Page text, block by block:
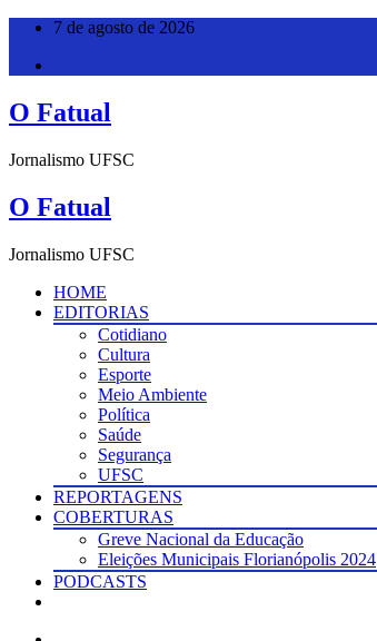
Pular
7 de agosto de 2026
O Fatual
Jornalismo UFSC
O Fatual
Jornalismo UFSC
HOME
EDITORIAS
Cotidiano
Cultura
Esporte
Meio Ambiente
Política
Saúde
Segurança
UFSC
REPORTAGENS
COBERTURAS
Greve Nacional da Educação
Eleições Municipais Florianópolis 2024
PODCASTS